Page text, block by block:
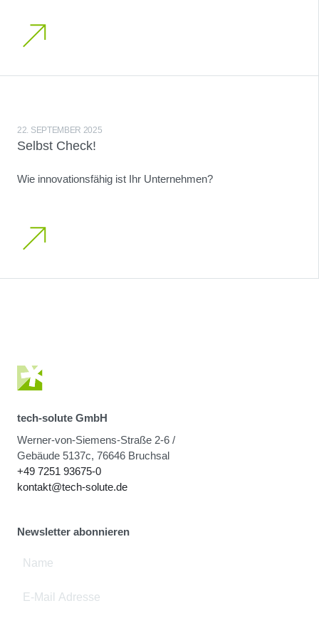
22. SEPTEMBER 2025
Selbst Check!
Wie innovationsfähig ist Ihr Unternehmen?
tech-solute GmbH
Werner-von-Siemens-Straße 2-6 /
Gebäude 5137c, 76646 Bruchsal
+49 7251 93675-0
kontakt@tech-solute.de
Newsletter abonnieren